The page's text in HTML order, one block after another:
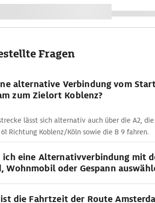
Fragen
alternative Verbindung vom
zum Zielort Koblenz?
lässt sich alternativ auch über die A2,
Richtung Koblenz/Köln sowie die B 9 fahren.
ich eine Alternativverbindung mit
Wohnmobil oder Gespann
die Fahrtzeit der Route